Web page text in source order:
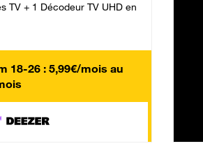
TV + 1 Décodeur TV UHD en
18-26 : 5,99€/mois au